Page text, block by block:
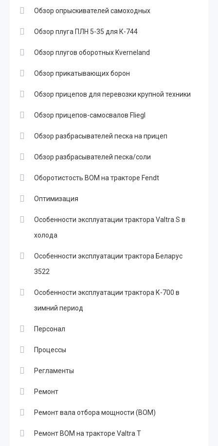
Обзор опрыскивателей самоходных
Обзор плуга ПЛН 5-35 для К-744
Обзор плугов оборотных Kverneland
Обзор прикатывающих борон
Обзор прицепов для перевозки крупной техники
Обзор прицепов-самосвалов Fliegl
Обзор разбрасывателей песка на прицеп
Обзор разбрасывателей песка/соли
Оборотистость ВОМ на тракторе Fendt
Оптимизация
Особенности эксплуатации трактора Valtra S в
холода
Особенности эксплуатации трактора Беларус
3522
Особенности эксплуатации трактора К-700 в
зимний период
Персонал
Процессы
Регламенты
Ремонт
Ремонт вала отбора мощности (ВОМ)
Ремонт ВОМ на тракторе Valtra T